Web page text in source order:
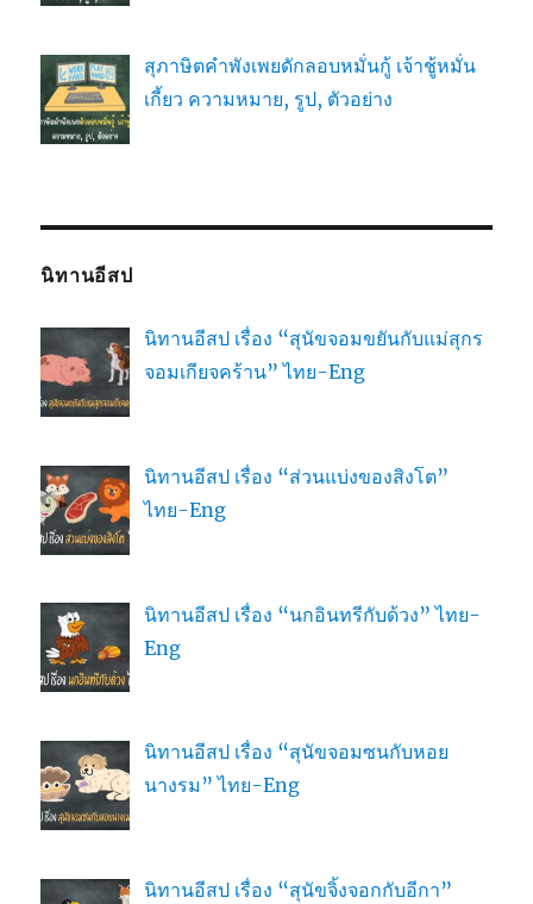
สุภาษิตคำพังเพยดักลอบหมั่นกู้ เจ้าชู้หมั่น
เกี้ยว ความหมาย, รูป, ตัวอย่าง
นิทานอีสป
นิทานอีสป เรื่อง “สุนัขจอมขยันกับแม่สุกร
จอมเกียจคร้าน” ไทย-Eng
นิทานอีสป เรื่อง “ส่วนแบ่งของสิงโต”
ไทย-Eng
นิทานอีสป เรื่อง “นกอินทรีกับด้วง” ไทย-
Eng
นิทานอีสป เรื่อง “สุนัขจอมซนกับหอย
นางรม” ไทย-Eng
นิทานอีสป เรื่อง “สุนัขจิ้งจอกกับอีกา”